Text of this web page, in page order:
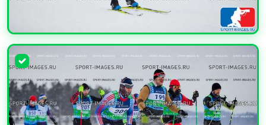
УВЕЛИЧИТЬ